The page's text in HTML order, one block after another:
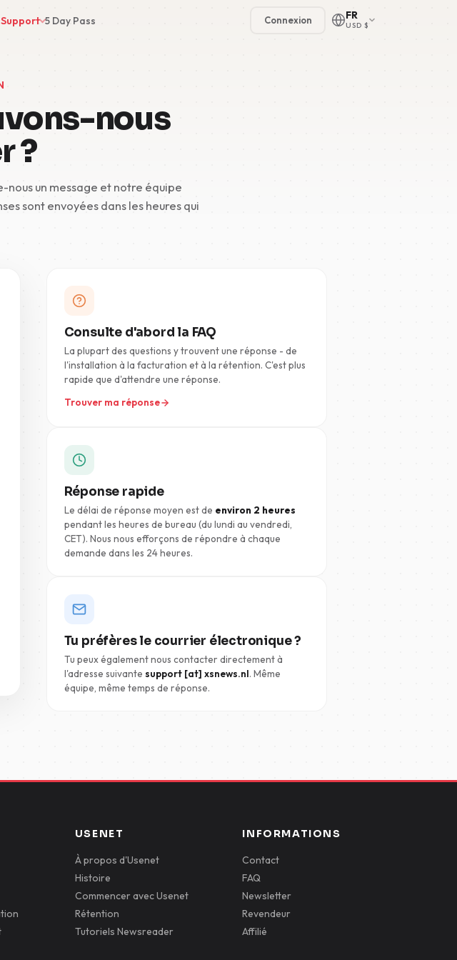
Support 5 Day Pass Connexion FR
USD $
nous
?
nous un message et notre équipe
sont envoyées dans les heures qui
Consulte d'abord la FAQ
La plupart des questions y trouvent une réponse - de
l'installation à la facturation et à la rétention. C'est plus
rapide que d'attendre une réponse.
Trouver ma réponse
Réponse rapide
Le délai de réponse moyen est de environ 2 heures
pendant les heures de bureau (du lundi au vendredi,
CET). Nous nous efforçons de répondre à chaque
demande dans les 24 heures.
Tu préfères le courrier électronique ?
Tu peux également nous contacter directement à
l'adresse suivante support [at] xsnews.nl. Même
équipe, même temps de réponse.
USENET
À propos d'Usenet
Histoire
Commencer avec Usenet
Rétention
Tutoriels Newsreader
INFORMATIONS
Contact
FAQ
Newsletter
Revendeur
Affilié